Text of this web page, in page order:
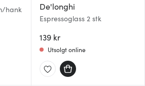
hank
De'longhi
Espressoglass 2 stk
139 kr
Utsolgt online